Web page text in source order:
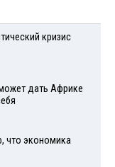
кризис
дать Африке
что экономика